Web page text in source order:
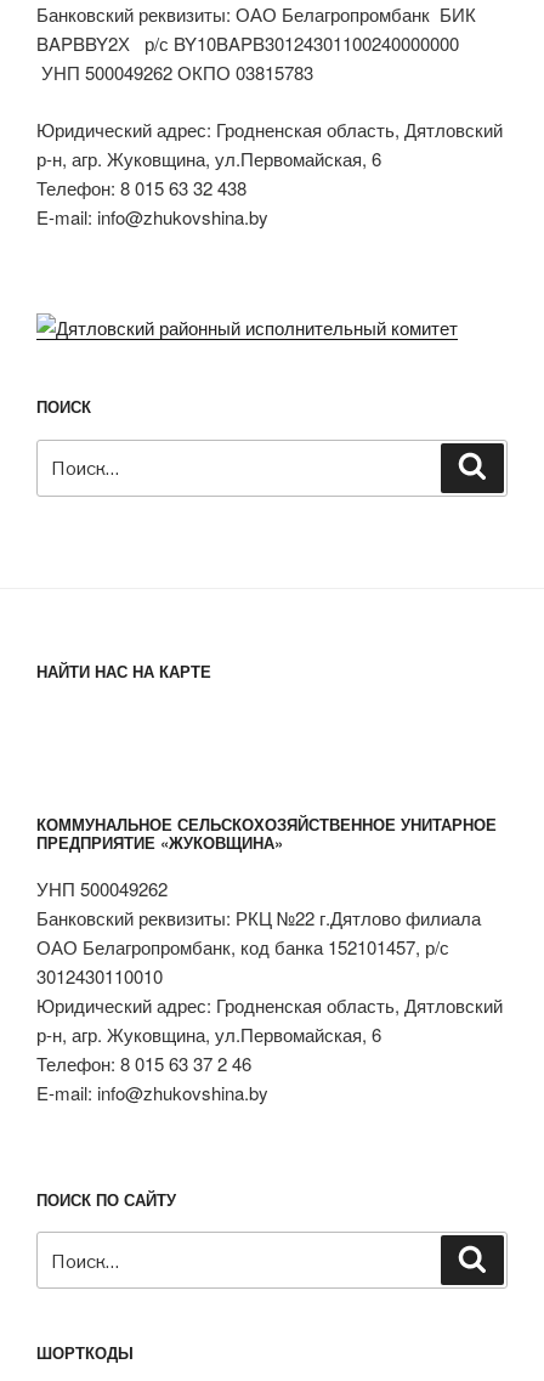
Банковский реквизиты: ОАО Белагропромбанк БИК
BAPBBY2Х р/с BY10BAPB30124301100240000000
УНП 500049262 ОКПО 03815783
Юридический адрес: Гродненская область, Дятловский
р-н, агр. Жуковщина, ул.Первомайская, 6
Телефон: 8 015 63 32 438
E-mail: info@zhukovshina.by
ПОИСК
НАЙТИ НАС НА КАРТЕ
КОММУНАЛЬНОЕ СЕЛЬСКОХОЗЯЙСТВЕННОЕ УНИТАРНОЕ
ПРЕДПРИЯТИЕ «ЖУКОВЩИНА»
УНП 500049262
Банковский реквизиты: РКЦ №22 г.Дятлово филиала
ОАО Белагропромбанк, код банка 152101457, р/с
3012430110010
Юридический адрес: Гродненская область, Дятловский
р-н, агр. Жуковщина, ул.Первомайская, 6
Телефон: 8 015 63 37 2 46
E-mail: info@zhukovshina.by
ПОИСК ПО САЙТУ
ШОРТКОДЫ